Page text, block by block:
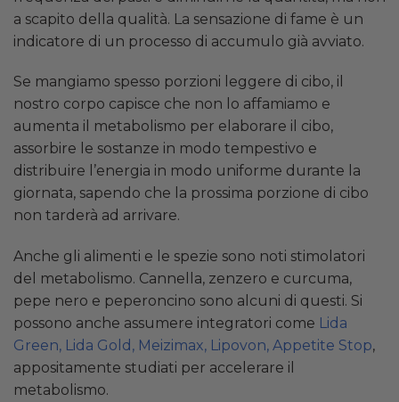
a scapito della qualità. La sensazione di fame è un
indicatore di un processo di accumulo già avviato.
Se mangiamo spesso porzioni leggere di cibo, il
nostro corpo capisce che non lo affamiamo e
aumenta il metabolismo per elaborare il cibo,
assorbire le sostanze in modo tempestivo e
distribuire l’energia in modo uniforme durante la
giornata, sapendo che la prossima porzione di cibo
non tarderà ad arrivare.
Anche gli alimenti e le spezie sono noti stimolatori
del metabolismo. Cannella, zenzero e curcuma,
pepe nero e peperoncino sono alcuni di questi. Si
possono anche assumere integratori come Lida
Green, Lida Gold, Meizimax, Lipovon, Appetite Stop,
appositamente studiati per accelerare il
metabolismo.